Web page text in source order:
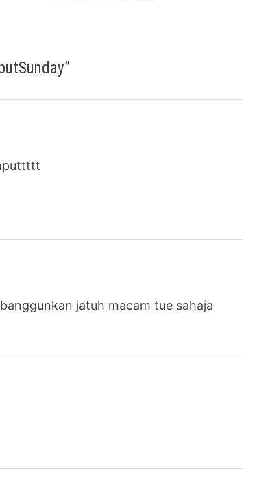
”
jatuh macam tue sahaja